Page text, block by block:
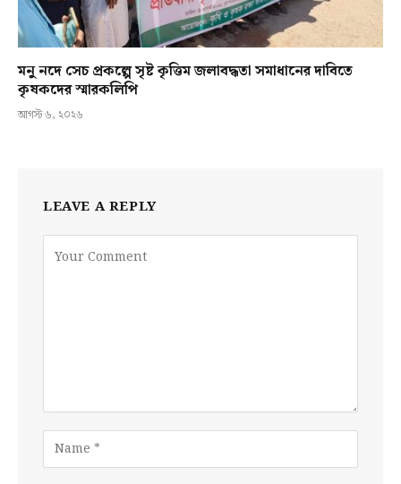
মনু নদে সেচ প্রকল্পে সৃষ্ট কৃত্তিম জলাবদ্ধতা সমাধানের দাবিতে
কৃষকদের স্মারকলিপি
আগস্ট ৬, ২০২৬
LEAVE A REPLY